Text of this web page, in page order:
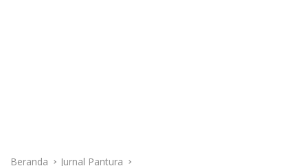
Beranda Jurnal Pantura